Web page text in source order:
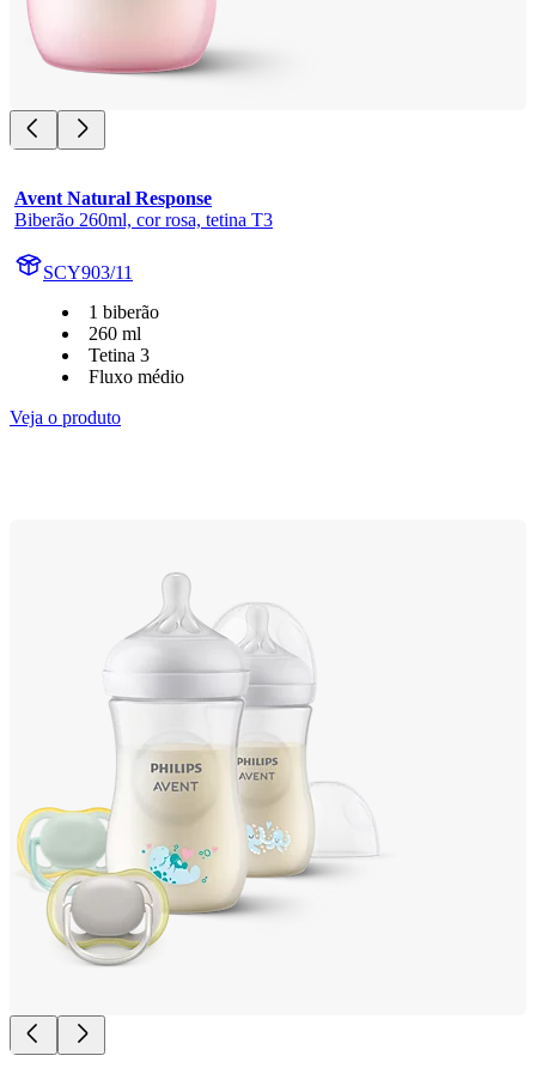
Avent Natural Response
Biberão 260ml, cor rosa, tetina T3
SCY903/11
1 biberão
260 ml
Tetina 3
Fluxo médio
Veja o produto